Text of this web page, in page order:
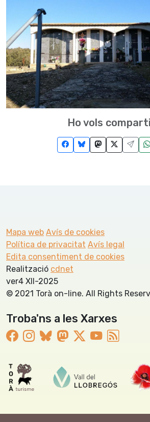
Ho vols
Mapa web Avís de cookies
Política de privacitat Avís legal
Edita consentiment de cookies
Realització cdnet
ver4 XII-2025
© 2021 Torà on-line. All Rights
Troba'ns a les Xarxes